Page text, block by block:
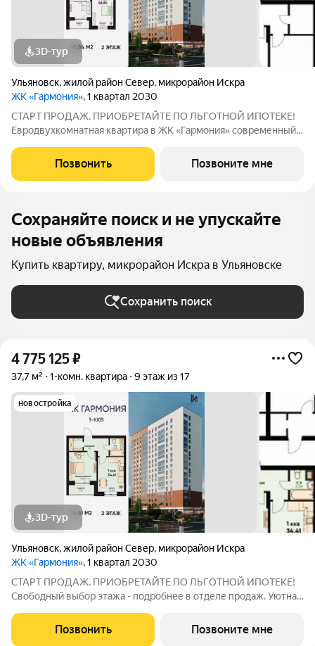
3D-тур
Ульяновск,жилой район Север, микрорайон Искра
ЖК «Гармония», 1 квартал 2030
СТАРТ ПРОДАЖ. ПРИОБРЕТАЙТЕ ПО ЛЬГОТНОЙ ИПОТЕКЕ!
Евродвухкомнатная квартира в ЖК «Гармония» современный
больше свободного пространства и гибкая планировка.
Свободный выбор этажа - подробнее
Позвонить Позвоните мне
Сохраняйте поиск и не упускайте
новые объявления
Купить квартиру, микрорайон Искра в Ульяновске
Сохранить поиск
4 775 125₽
37,7 м² 1-комн. квартира 9 этаж из 17
новостройка
3D-тур
Ульяновск,жилой район Север, микрорайон Искра
ЖК «Гармония», 1 квартал 2030
СТАРТ ПРОДАЖ. ПРИОБРЕТАЙТЕ ПО ЛЬГОТНОЙ ИПОТЕКЕ!
Свободный выбор этажа - подробнее в отделе продаж. Уютная
тех, кто ценит комфорт и функциональность: продуманная
Позвонить Позвоните мне